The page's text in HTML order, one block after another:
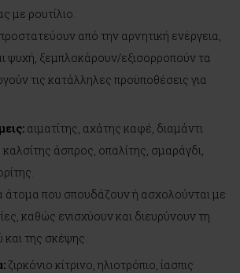
με ρουτίλιο.
από την αρνητική ενέργεια,
ψυχή, ξεμπλοκάρουν/εξισορροπούν τα
τις κατάλληλες προϋποθέσεις για
αιματίτης, αχάτης καφέ, διαμάντι
καλσίτης άσπρος, οπαλίτης, σμαράγδι,
άτομα που σπουδάζουν ή ασχολούνται με
καθώς ενισχύουν και διευρύνουν τη
της σκέψης.
ζιρκόνιο κίτρινο, ηλιοτρόπιο, ίασπις